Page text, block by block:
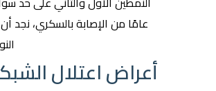
أعراض اعتلال